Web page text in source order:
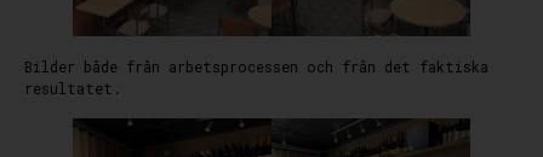
Bilder både från arbetsprocessen och från det faktiska
resultatet.